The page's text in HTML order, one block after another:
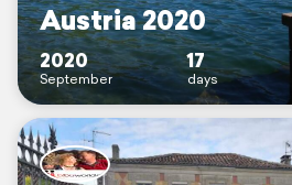
Austria 2020
2020
September
17
days